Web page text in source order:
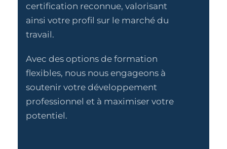
certification reconnue, valorisant
ainsi votre profil sur le marché du
travail.
Avec des options de formation
flexibles, nous nous engageons à
soutenir votre développement
professionnel et à maximiser votre
potentiel.